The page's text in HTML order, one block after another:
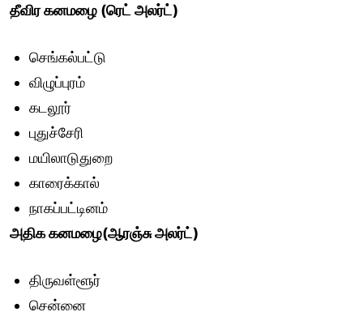
தீவிர கனமழை (ரெட் அலர்ட்)
செங்கல்பட்டு
விழுப்புரம்
கடலூர்
புதுச்சேரி
மயிலாடுதுறை
காரைக்கால்
நாகப்பட்டினம்
அதிக கனமழை(ஆரஞ்சு அலர்ட்)
திருவள்ளூர்
சென்னை